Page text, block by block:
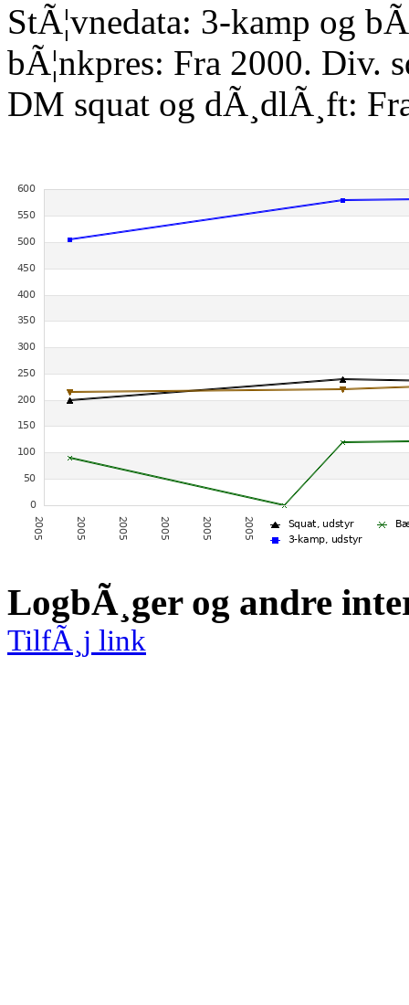
StÃ¦vnedata: 3-kamp og
bÃ¦nkpres: Fra 2000. Div.
DM squat og dÃ¸dlÃ¸ft:
LogbÃ¸ger og andre
TilfÃ¸j link